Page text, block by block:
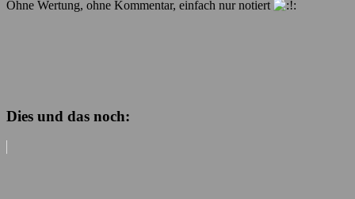
Ohne Wertung, ohne Kommentar, einfach nur notiert
Dies und das noch: